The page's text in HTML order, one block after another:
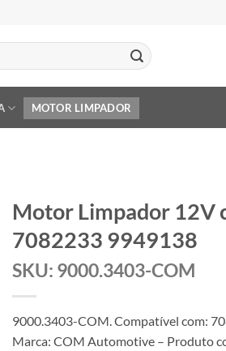
MOTOR LIMPADOR
Motor Limpador 12V
7082233 9949138
SKU: 9000.3403-COM
9000.3403-COM. Compatível com:
Marca: COM Automotive – Produto